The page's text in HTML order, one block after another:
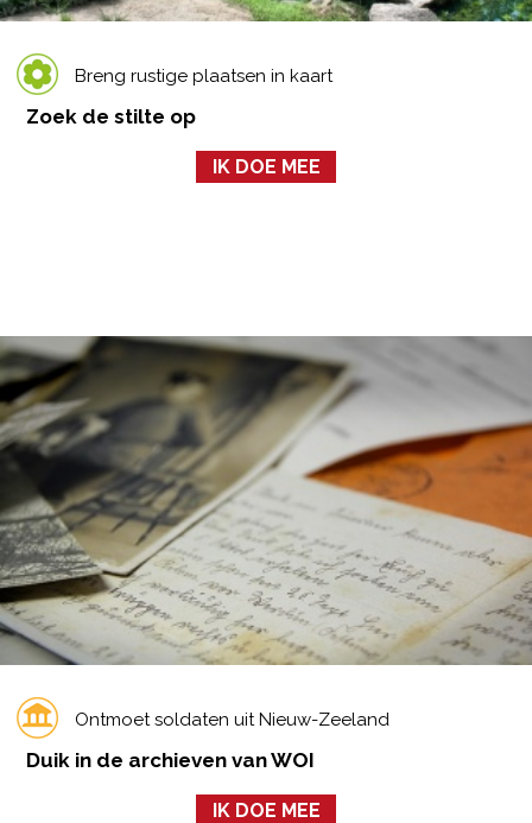
Breng rustige plaatsen in kaart
Zoek de stilte op
IK DOE MEE
Ontmoet soldaten uit Nieuw-Zeeland
Duik in de archieven van WOI
IK DOE MEE